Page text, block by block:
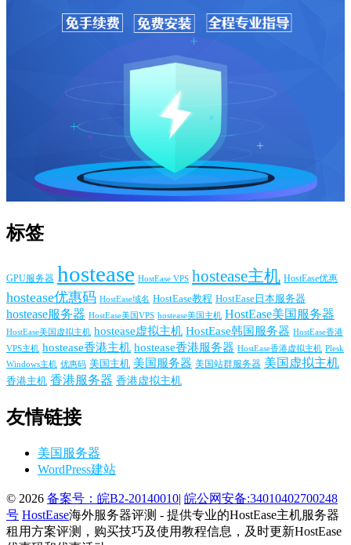
标签
GPU服务器 hostease HostEase VPS hostease主机 HostEase优惠
hostease优惠码 HostEase域名 HostEase教程 HostEase日本服务器
hostease服务器 HostEase美国VPS hostease美国主机 HostEase美国服务器
HostEase美国虚拟主机 hostease虚拟主机 HostEase韩国服务器 HostEase香港
VPS主机 hostease香港主机 hostease香港服务器 HostEase香港虚拟主机 Plesk
Windows主机 优惠码 美国主机 美国服务器 美国站群服务器 美国虚拟主机
香港主机 香港服务器 香港虚拟主机
友情链接
美国服务器
WordPress建站
© 2026 备案号：皖B2-20140010| 皖公网安备:34010402700248
号 HostEase海外服务器评测 - 提供专业的HostEase主机服务器
租用方案评测，购买技巧及使用教程信息，及时更新HostEase